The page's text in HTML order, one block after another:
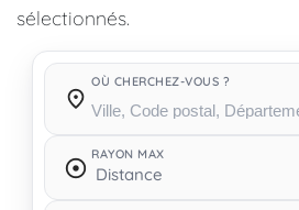
sélectionnés.
OÙ CHERCHEZ-VOUS ?
RAYON MAX